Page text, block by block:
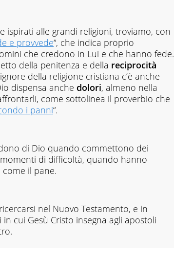
ispirati alle grandi religioni, troviamo, con
e provvede“, che indica proprio
che credono in Lui e che hanno fede.
della penitenza e della reciprocità
della religione cristiana c’è anche
dispensa anche dolori, almeno nella
come sottolinea il proverbio che
i panni“.
di Dio quando commettono dei
di difficoltà, quando hanno
il pane.
nel Nuovo Testamento, e in
cui Gesù Cristo insegna agli apostoli